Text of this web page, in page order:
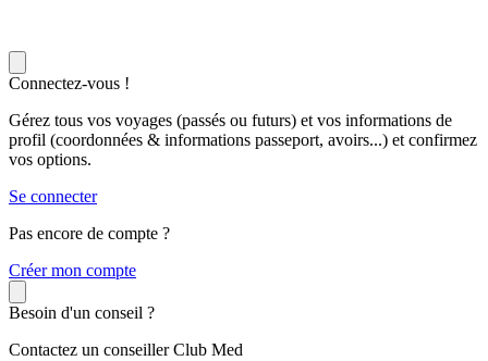
Connectez-vous !
Gérez tous vos voyages (passés ou futurs) et vos informations de
profil (coordonnées & informations passeport, avoirs...) et confirmez
vos options.
Se connecter
Pas encore de compte ?
Créer mon compte
Besoin d'un conseil ?
Contactez un conseiller Club Med